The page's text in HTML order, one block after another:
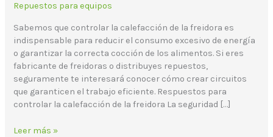
Repuestos para equipos
Sabemos que controlar la calefacción de la freidora es
indispensable para reducir el consumo excesivo de energía
o garantizar la correcta cocción de los alimentos. Si eres
fabricante de freidoras o distribuyes repuestos,
seguramente te interesará conocer cómo crear circuitos
que garanticen el trabajo eficiente. Respuestos para
controlar la calefacción de la freidora La seguridad […]
Leer más »